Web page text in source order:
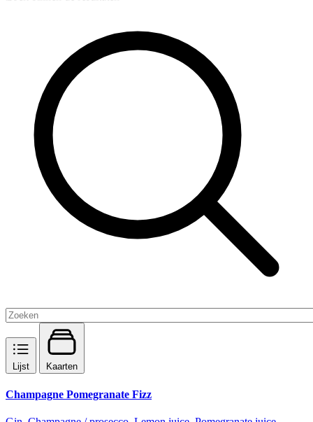
Lijst Kaarten
Champagne Pomegranate Fizz